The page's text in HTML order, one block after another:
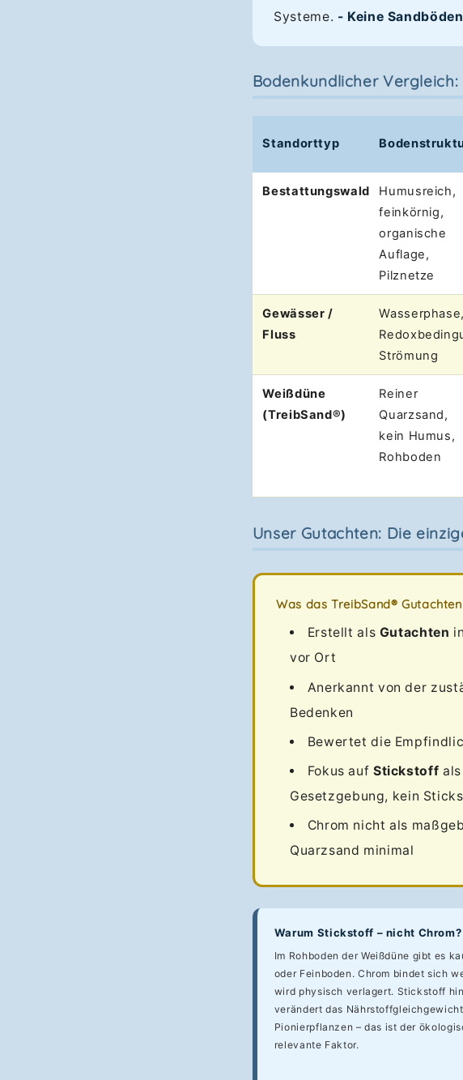
Systeme. - Keine
Bodenkundlicher
Standorttyp
Bestattungswald
Humusreich,
feinkörnig,
organische
Auflage,
Pilznetze
Gewässer /
Fluss
Wasserphase,
Strömung
Weißdüne
(TreibSand®)
Reiner
Quarzsand,
kein Humus,
Rohboden
Unser Gutachten: Die
Was das TreibSand®
Erstellt als Gutachten
vor Ort
Anerkannt von der
Bedenken
Bewertet die
Fokus auf Stickstoff
Gesetzgebung, kein
Chrom nicht als
Quarzsand minimal
Warum Stickstoff – nicht Chrom?
Im Rohboden der Weißdüne gibt es
oder Feinboden. Chrom bindet sich
wird physisch verlagert. Stickstoff
verändert das
Pionierpflanzen – das ist der
relevante Faktor.